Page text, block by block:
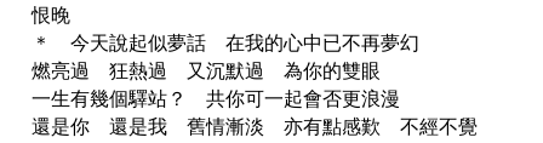
恨晚
＊ 今天說起似夢話 在我的心中已不再夢幻
燃亮過 狂熱過 又沉默過 為你的雙眼
一生有幾個驛站？ 共你可一起會否更浪漫
還是你 還是我 舊情漸淡 亦有點感歎 不經不覺